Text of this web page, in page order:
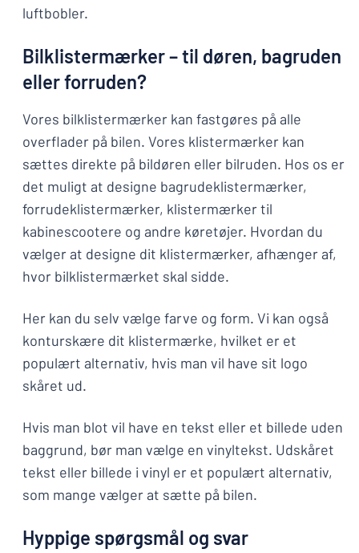
luftbobler.
Bilklistermærker – til døren, bagruden
eller forruden?
Vores bilklistermærker kan fastgøres på alle
overflader på bilen. Vores klistermærker kan
sættes direkte på bildøren eller bilruden. Hos os er
det muligt at designe bagrudeklistermærker,
forrudeklistermærker, klistermærker til
kabinescootere og andre køretøjer. Hvordan du
vælger at designe dit klistermærker, afhænger af,
hvor bilklistermærket skal sidde.
Her kan du selv vælge farve og form. Vi kan også
konturskære dit klistermærke, hvilket er et
populært alternativ, hvis man vil have sit logo
skåret ud.
Hvis man blot vil have en tekst eller et billede uden
baggrund, bør man vælge en vinyltekst. Udskåret
tekst eller billede i vinyl er et populært alternativ,
som mange vælger at sætte på bilen.
Hyppige spørgsmål og svar